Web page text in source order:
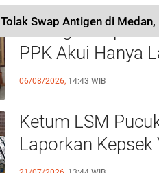
Tolak Swap Antigen di
Sidang Korupsi
PPK Akui Hanya
Beberkan
06/08/2026, 14:43 WIB
Ketum LSM
Laporkan